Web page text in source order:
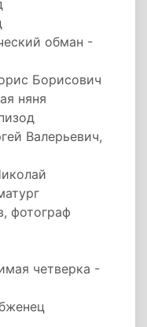
обман -
Борисович
няня
Валерьевич,
фотограф
четверка -